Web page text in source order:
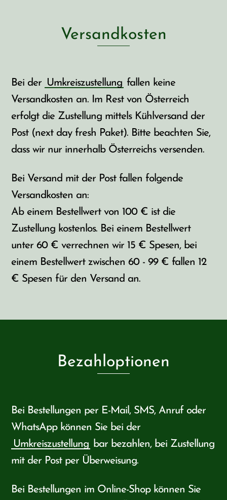
Versandkosten
Bei der Umkreiszustellung fallen keine
Versandkosten an. Im Rest von Österreich
erfolgt die Zustellung mittels Kühlversand der
Post (next day fresh Paket). Bitte beachten Sie,
dass wir nur innerhalb Österreichs versenden.
Bei Versand mit der Post fallen folgende
Versandkosten an:
Ab einem Bestellwert von 100 € ist die
Zustellung kostenlos. Bei einem Bestellwert
unter 60 € verrechnen wir 15 € Spesen, bei
einem Bestellwert zwischen 60 - 99 € fallen 12
€ Spesen für den Versand an.
Bezahloptionen
Bei Bestellungen per E-Mail, SMS, Anruf oder
WhatsApp können Sie bei der
Umkreiszustellung bar bezahlen, bei Zustellung
mit der Post per Überweisung.
Bei Bestellungen im Online-Shop können Sie